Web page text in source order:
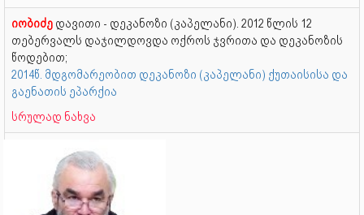
იობიძე დავითი - დეკანოზი (კაპელანი). 2012 წლის 12
თებერვალს დაჯილდოვდა ოქროს ჯვრითა და დეკანოზის
წოდებით;
2014წ. მდგომარეობით დეკანოზი (კაპელანი) ქუთაისისა და
გაენათის ეპარქია
სრულად ნახვა